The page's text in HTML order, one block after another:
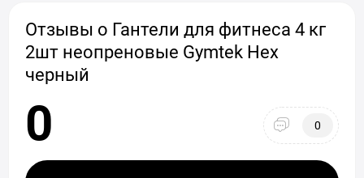
Отзывы о Гантели для фитнеса 4 кг
2шт неопреновые Gymtek Hex
черный
0 0